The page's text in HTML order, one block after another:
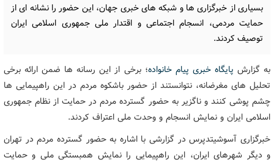
بسیاری از خبرگزاری ها و شبکه های خبری جهان، این حضور را نشانه ای از
حمایت مردمی، انسجام اجتماعی و اقتدار ملی جمهوری اسلامی ایران
توصیف کردند.
به گزارش پایگاه خبری پیام خانواده؛ برخی از این رسانه ها ضمن ارائه برخی
تحلیل های مغرضانه، نتوانستند از حضور باشکوه مردم در این راهپیمایی ها
چشم پوشی کنند و ناگزیر به حضور گسترده مردم در حمایت از نظام جمهوری
اسلامی ایران و نمایش انسجام و وحدت ملی اعتراف کردند.
خبرگزاری آسوشیتدپرس در گزارشی با اشاره به حضور گسترده مردم در تهران
و دیگر شهرهای ایران، این راهپیمایی را نمایش همبستگی ملی و حمایت